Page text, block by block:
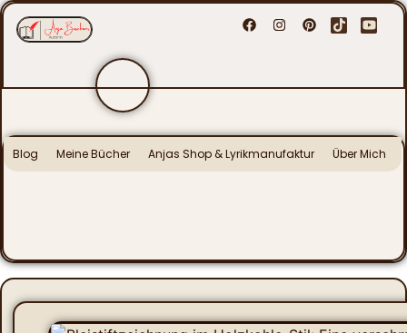
Blog Meine Bücher Anjas Shop & Lyrikmanufaktur Über Mich